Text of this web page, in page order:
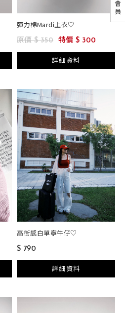
會
員
彈力棉Mardi上衣♡
原價 $ 350 特價 $ 300
詳細資料
高街感白單寧牛仔♡
$ 790
詳細資料